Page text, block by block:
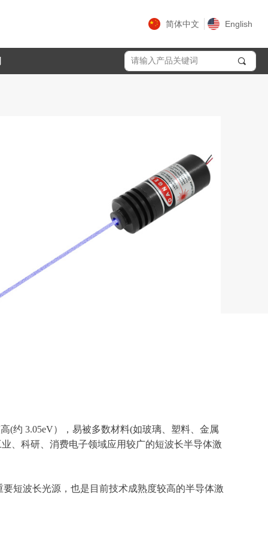
끠
简体中文 English
(约 3.05eV），易被多数材料(如玻璃、塑料、金属
、科研、消费电子领域应用较广的短波长半导体激
要短波长光源，也是目前技术成熟度较高的半导体激